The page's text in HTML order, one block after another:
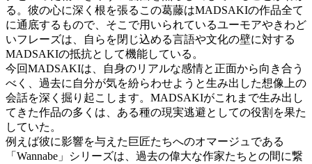
る。彼の心に深く根を張るこの葛藤はMADSAKIの作品全て
に通底するもので、そこで用いられているユーモアやきわど
いフレーズは、自らを閉じ込める言語や文化の壁に対する
MADSAKIの抵抗として機能している。
今回MADSAKIは、自身のリアルな感情と正面から向き合う
べく、過去に自分が気を紛らわせようと生み出した想像上の
会話を深く掘り起こします。MADSAKIがこれまで生み出し
てきた作品の多くは、ある種の現実逃避としての役割を果た
していた。
例えば彼に影響を与えた巨匠たちへのオマージュである
「Wannabe」シリーズは、過去の偉大な作家たちとの間に繋